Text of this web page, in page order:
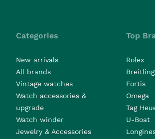
Categories
New arrivals
All brands
Vintage watches
Watch accessories &
upgrade
Watch winder
Jewelry & Accessories
Top
Rolex
Breitling
Fortis
Omega
Tag
U-Boat